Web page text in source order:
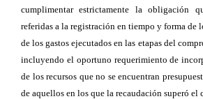
cumplimentar estrictamente la obligación
referidas a la registración en tiempo y forma de
de los gastos ejecutados en las etapas del
incluyendo el oportuno requerimiento de
de los recursos que no se encuentran
de aquellos en los que la recaudación superó el